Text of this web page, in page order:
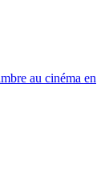
au cinéma en